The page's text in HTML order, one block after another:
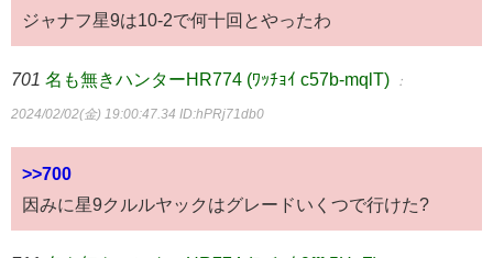
ジャナフ星9は10-2で何十回とやったわ
701 名も無きハンターHR774 (ﾜｯﾁｮｲ c57b-mqlT) ：
2024/02/02(金) 19:00:47.34 ID:hPRj71db0
>>700
因みに星9クルルヤックはグレードいくつで行けた?